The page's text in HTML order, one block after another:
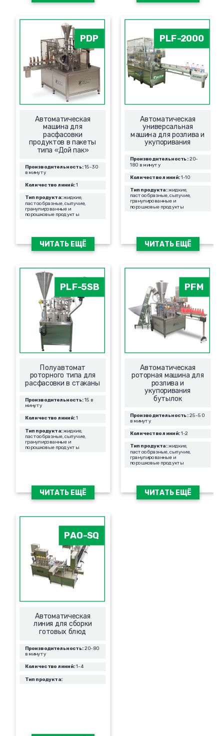
PDP
Автоматическая
машина для
расфасовки
продуктов в пакеты
типа «Дой пак»
Производительность:15-30
в минуту
Количество линий:1
Тип продукта:жидкие,
пастообразные, сыпучие,
гранулированные и
порошковые продукты
ЧИТАТЬ ЕЩЁ
PLF-2000
Автоматическая
универсальная
машина для розлива и
укупоривания
Производительность:20-
180 в минуту
Количество линий:1-10
Тип продукта:жидкие,
пастообразные, сыпучие,
гранулированные и
порошковые продукты
ЧИТАТЬ ЕЩЁ
PLF-5SB
Полуавтомат
роторного типа для
расфасовки в стаканы
Производительность:15 в
минуту
Количество линий:1
Тип продукта:жидкие,
пастообразные, сыпучие,
гранулированные и
порошковые продукты
ЧИТАТЬ ЕЩЁ
PFM
Автоматическая
роторная машина для
розлива и
укупоривания
бутылок
Производительность:25-50
в минуту
Количество линий:1-2
Тип продукта:жидкие,
пастообразные, сыпучие,
гранулированные и
порошковые продукты
ЧИТАТЬ ЕЩЁ
PAO-SQ
Автоматическая
линия для сборки
готовых блюд
Производительность:20-80
в минуту
Количество линий:1-4
Тип продукта: